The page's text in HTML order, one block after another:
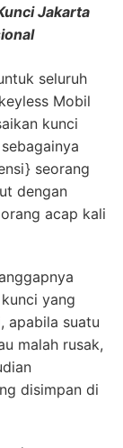
Jakarta
seluruh
Mobil
kunci
seorang
dengan
acap kali
yang
apabila suatu
malah rusak,
disimpan di